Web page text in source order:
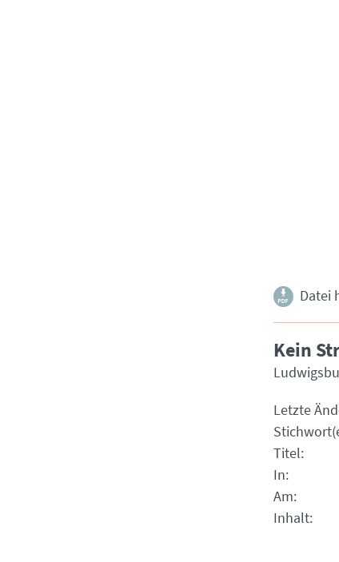
Datei
Kein
Letzte
Titel
In
Am
Inhalt